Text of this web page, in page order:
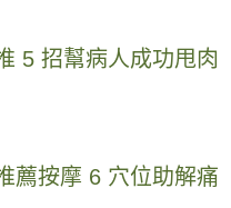
5 招幫病人成功甩肉
薦按摩 6 穴位助解痛